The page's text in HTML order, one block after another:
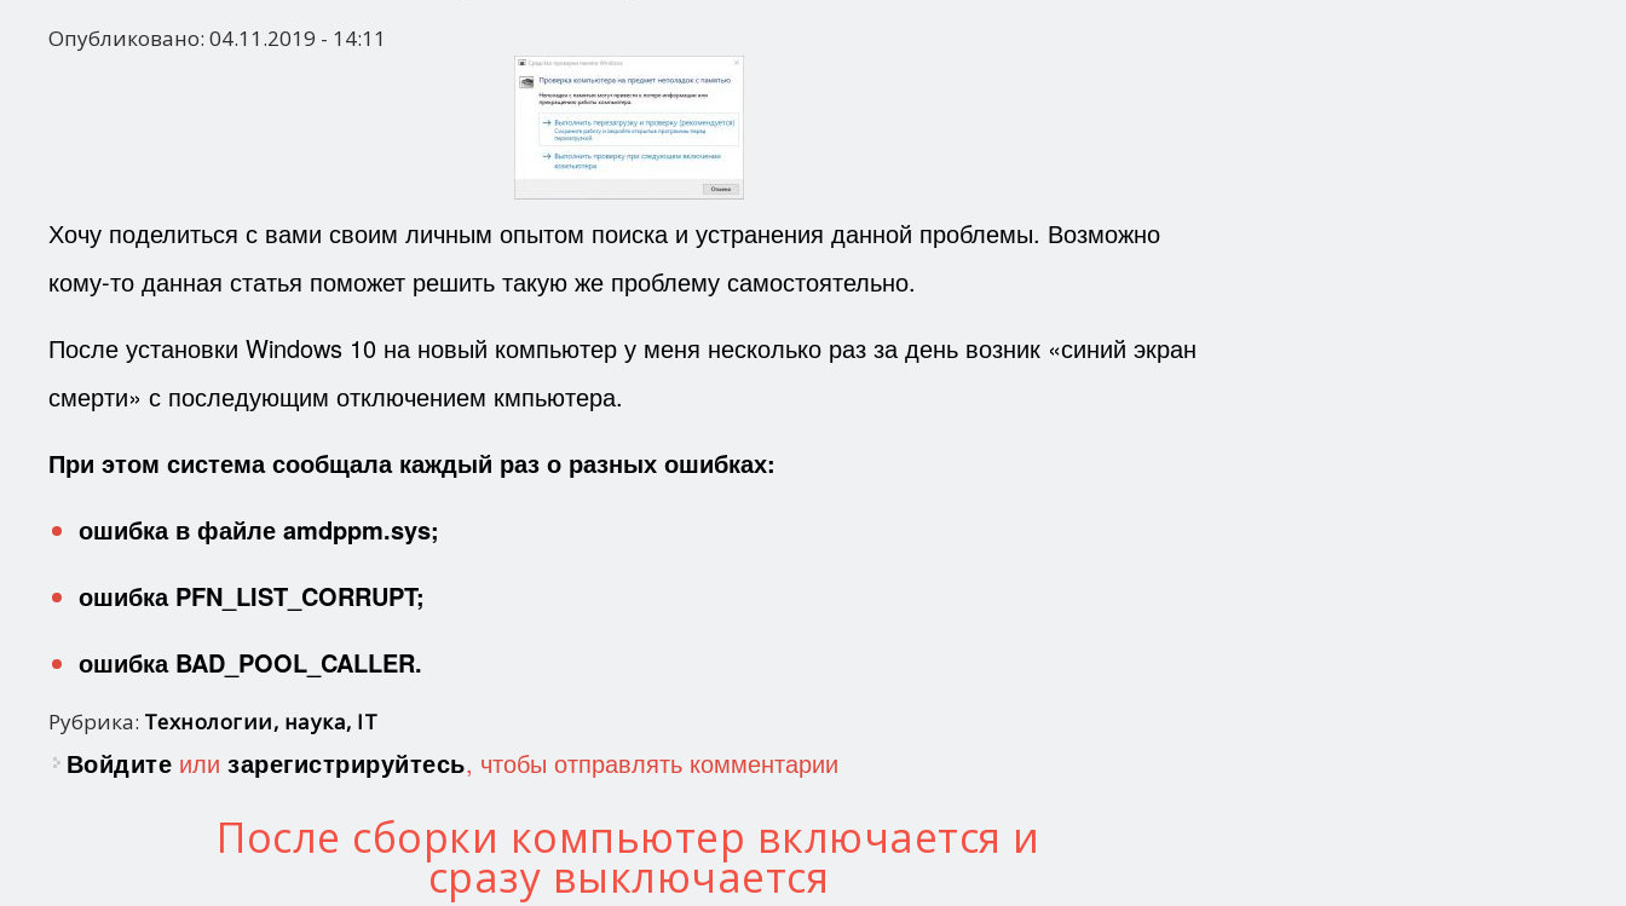
Опубликовано: 04.11.2019 - 14:11
Хочу поделиться с вами своим личным опытом поиска и устранения данной проблемы. Возможно
кому-то данная статья поможет решить такую же проблему самостоятельно.
После установки Windows 10 на новый компьютер у меня несколько раз за день возник «синий экран
смерти» с последующим отключением кмпьютера.
При этом система сообщала каждый раз о разных ошибках:
ошибка в файле amdppm.sys;
ошибка PFN_LIST_CORRUPT;
ошибка BAD_POOL_CALLER.
Рубрика: Технологии, наука, IT
Войдите или зарегистрируйтесь, чтобы отправлять комментарии
После сборки компьютер включается и
сразу выключается